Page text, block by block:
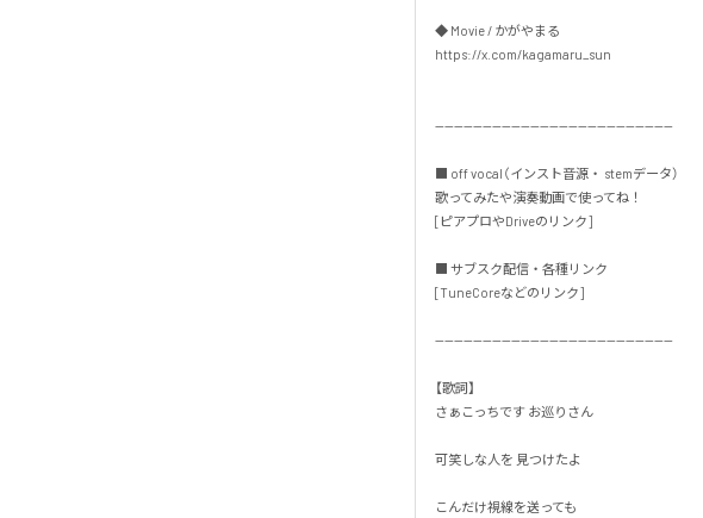
◆ Movie / かがやまる
https://x.com/kagamaru_sun
--------------------------------------------------
■ off vocal（インスト音源・ stemデータ）
歌ってみたや演奏動画で使ってね！
[ピアプロやDriveのリンク]
■ サブスク配信・各種リンク
[TuneCoreなどのリンク]
--------------------------------------------------
【歌詞】
さぁこっちです お巡りさん
可笑しな人を 見つけたよ
こんだけ視線を送っても